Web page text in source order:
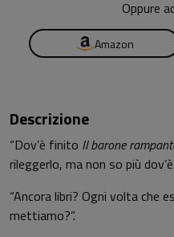
Oppure
Amazon
Descrizione
“Dov’è finito Il barone
rileggerlo, ma non so più
“Ancora libri? Ogni volta che
mettiamo?”.